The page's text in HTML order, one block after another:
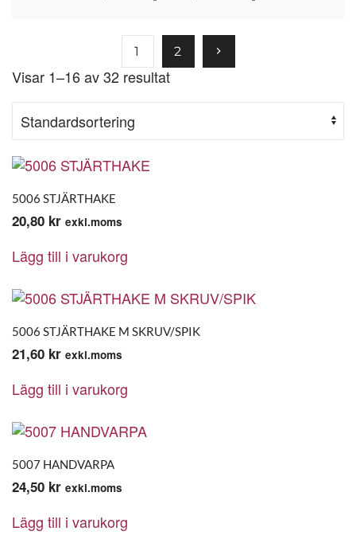
1 2
Visar 1–16 av 32 resultat
5006 STJÄRTHAKE
20,80 kr exkl.moms
Lägg till i varukorg
5006 STJÄRTHAKE M SKRUV/SPIK
21,60 kr exkl.moms
Lägg till i varukorg
5007 HANDVARPA
24,50 kr exkl.moms
Lägg till i varukorg